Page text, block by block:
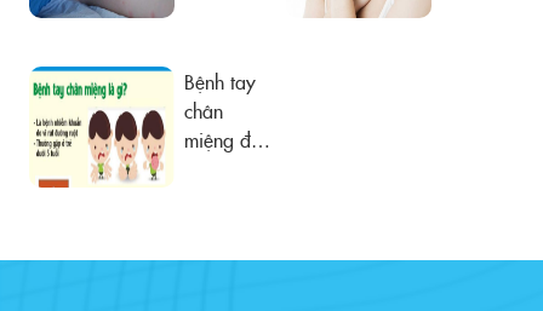
Bệnh tay
chân
miệng đã